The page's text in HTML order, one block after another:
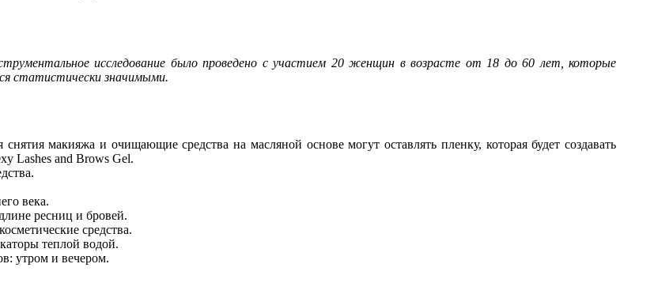
исследование было проведено с участием 20 женщин в возрасте от 18 до 60 лет, которые
статистически значимыми.
макияжа и очищающие средства на масляной основе могут оставлять пленку, которая будет создавать
Lashes and Brows Gel.
века.
ресниц и бровей.
средства.
теплой водой.
утром и вечером.